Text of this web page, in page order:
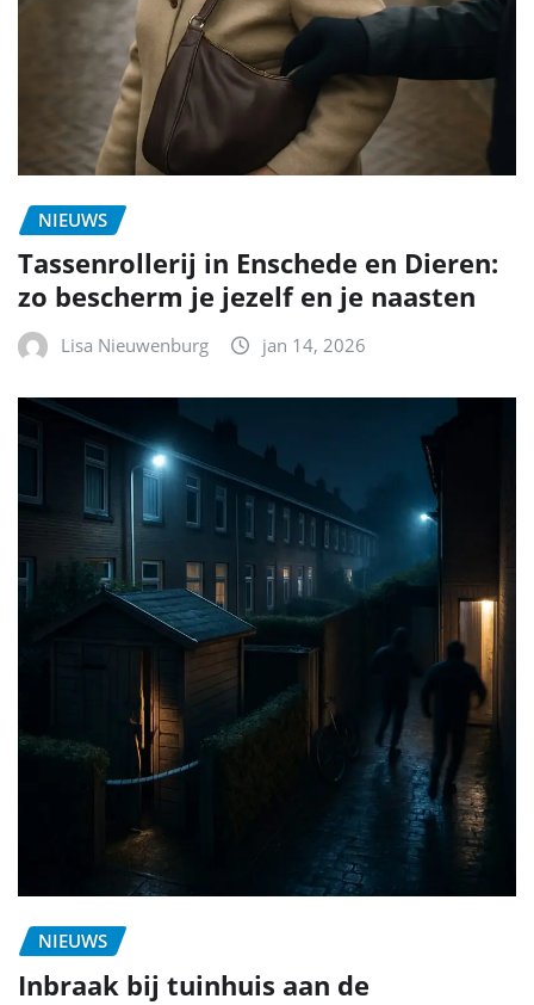
NIEUWS
Tassenrollerij in Enschede en Dieren:
zo bescherm je jezelf en je naasten
Lisa Nieuwenburg jan 14, 2026
NIEUWS
Inbraak bij tuinhuis aan de